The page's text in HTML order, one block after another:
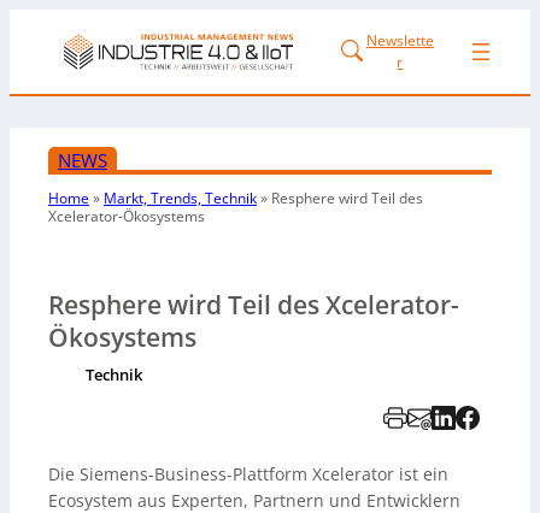
Newslette
r
NEWS
Home» Markt, Trends, Technik» Resphere wird Teil des
Xcelerator-Ökosystems
Resphere wird Teil des Xcelerator-
Ökosystems
Technik
Die Siemens-Business-Plattform Xcelerator ist ein
Ecosystem aus Experten, Partnern und Entwicklern